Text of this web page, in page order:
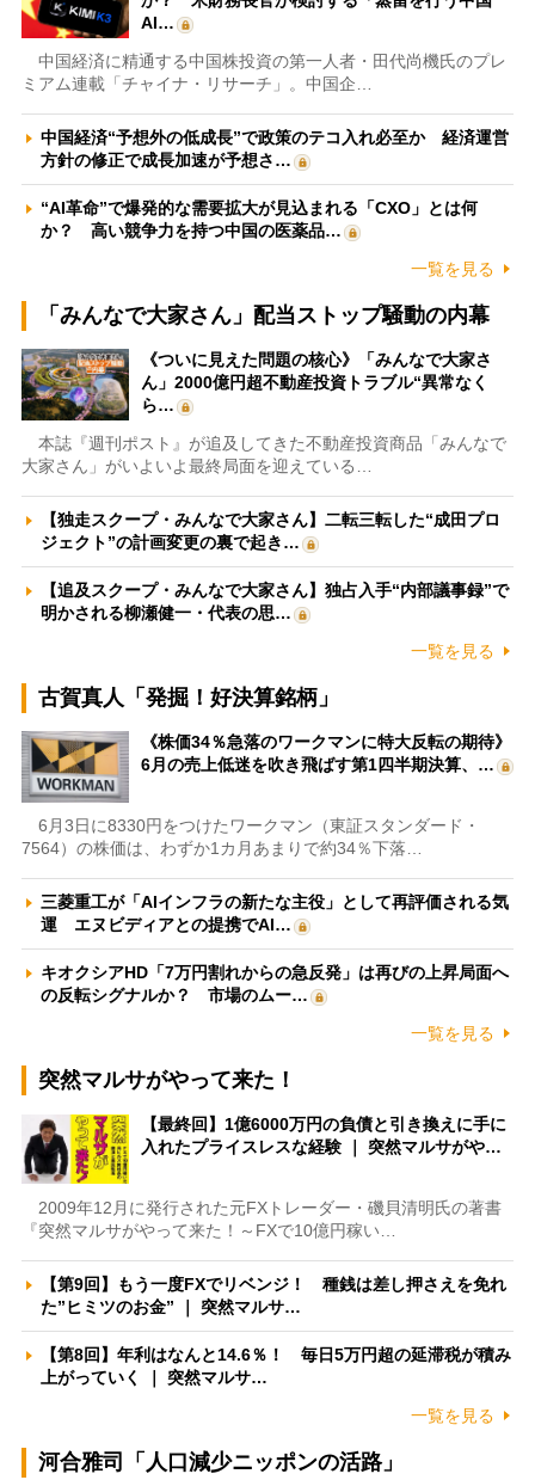
AI…
中国経済に精通する中国株投資の第一人者・田代尚機氏のプレ
ミアム連載「チャイナ・リサーチ」。中国企…
中国経済“予想外の低成長”で政策のテコ入れ必至か 経済運営
方針の修正で成長加速が予想さ…
“AI革命”で爆発的な需要拡大が見込まれる「CXO」とは何
か？ 高い競争力を持つ中国の医薬品…
一覧を見る
「みんなで大家さん」配当ストップ騒動の内幕
《ついに見えた問題の核心》「みんなで大家さ
ん」2000億円超不動産投資トラブル“異常なく
ら…
本誌『週刊ポスト』が追及してきた不動産投資商品「みんなで
大家さん」がいよいよ最終局面を迎えている…
【独走スクープ・みんなで大家さん】二転三転した“成田プロ
ジェクト”の計画変更の裏で起き…
【追及スクープ・みんなで大家さん】独占入手“内部議事録”で
明かされる柳瀬健一・代表の思…
一覧を見る
古賀真人「発掘！好決算銘柄」
《株価34％急落のワークマンに特大反転の期待》
6月の売上低迷を吹き飛ばす第1四半期決算、…
6月3日に8330円をつけたワークマン（東証スタンダード・
7564）の株価は、わずか1カ月あまりで約34％下落…
三菱重工が「AIインフラの新たな主役」として再評価される気
運 エヌビディアとの提携でAI…
キオクシアHD「7万円割れからの急反発」は再びの上昇局面へ
の反転シグナルか？ 市場のムー…
一覧を見る
突然マルサがやって来た！
【最終回】1億6000万円の負債と引き換えに手に
入れたプライスレスな経験 ｜ 突然マルサがや…
2009年12月に発行された元FXトレーダー・磯貝清明氏の著書
『突然マルサがやって来た！～FXで10億円稼い…
【第9回】もう一度FXでリベンジ！ 種銭は差し押さえを免れ
た”ヒミツのお金” ｜ 突然マルサ…
【第8回】年利はなんと14.6％！ 毎日5万円超の延滞税が積み
上がっていく ｜ 突然マルサ…
一覧を見る
河合雅司「人口減少ニッポンの活路」